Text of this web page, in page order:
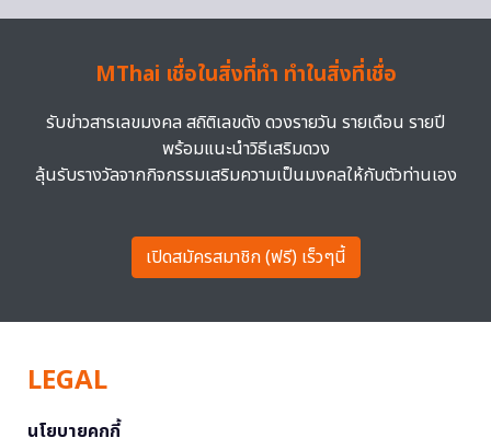
MThai เชื่อในสิ่งที่ทำ ทำในสิ่งที่เชื่อ
รับข่าวสารเลขมงคล สถิติเลขดัง ดวงรายวัน รายเดือน รายปี
พร้อมแนะนำวิธีเสริมดวง
ลุ้นรับรางวัลจากกิจกรรมเสริมความเป็นมงคลให้กับตัวท่านเอง
เปิดสมัครสมาชิก (ฟรี) เร็วๆนี้
LEGAL
นโยบายคุกกี้